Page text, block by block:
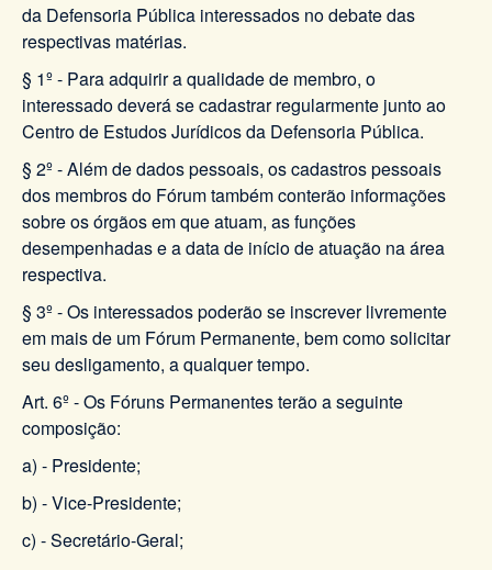
da Defensoria Pública interessados no debate das
respectivas matérias.
§ 1º - Para adquirir a qualidade de membro, o
interessado deverá se cadastrar regularmente junto ao
Centro de Estudos Jurídicos da Defensoria Pública.
§ 2º - Além de dados pessoais, os cadastros pessoais
dos membros do Fórum também conterão informações
sobre os órgãos em que atuam, as funções
desempenhadas e a data de início de atuação na área
respectiva.
§ 3º - Os interessados poderão se inscrever livremente
em mais de um Fórum Permanente, bem como solicitar
seu desligamento, a qualquer tempo.
Art. 6º - Os Fóruns Permanentes terão a seguinte
composição:
a) - Presidente;
b) - Vice-Presidente;
c) - Secretário-Geral;